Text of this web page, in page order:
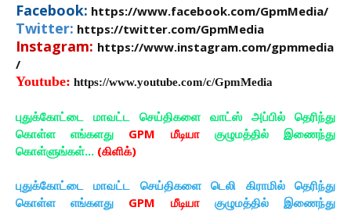
Facebook: https://www.facebook.com/GpmMedia/
Twitter: https://twitter.com/GpmMedia
Instagram: https://www.instagram.com/gpmmedia
/
Youtube: https://www.youtube.com/c/GpmMedia
புதுக்கோட்டை மாவட்ட செய்திகளை வாட்ஸ் அப்பில் தெரிந்து
கொள்ள எங்களது GPM மீடியாகுழுமத்தில் இணைந்து
கொள்ளுங்கள்... (கிளிக்)
புதுக்கோட்டை மாவட்ட செய்திகளை டெலி கிராமில் தெரிந்து
கொள்ள எங்களது GPM மீடியாகுழுமத்தில் இணைந்து